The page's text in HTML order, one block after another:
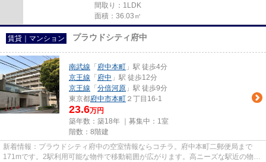
間取り：1LDK
面積：36.03㎡
賃貸｜マンション プラウドシティ府中
南武線 「 府中本町 」駅 徒歩4分
京王線 「 府中 」駅 徒歩12分
京王線 「 分倍河原 」駅 徒歩9分
東京都府中市本町 ２丁目16-1
23.6万円
築年数：築18年 ｜募集中： 1室
階数：8階建
新着情報：プラウドシティ府中の空室情報ならコチラ。府中本町二郵便局まで
171mです。2駅利用可能な物件で移動範囲が広がります。高ニーズな駅近の物件